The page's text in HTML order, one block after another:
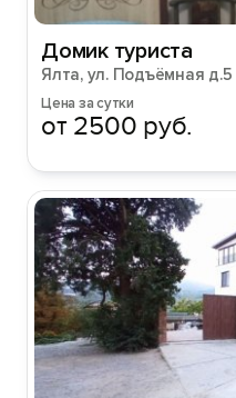
Домик туриста
Ялта, ул. Подъёмная д.5
Цена за сутки
от 2500 руб.